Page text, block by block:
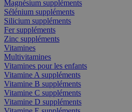
Magnésium suppléments
Sélénium suppléments
Silicium suppléments
Fer suppléments
Zinc suppléments
Vitamines
Multivitamines
Vitamines pour les enfants
Vitamine A suppléments
Vitamine B suppléments
Vitamine C suppléments
Vitamine D suppléments